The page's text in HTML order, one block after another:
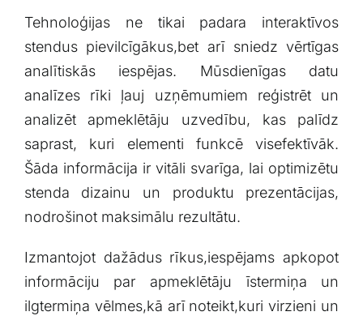
Tehnoloģijas ne tikai padara interaktīvos
stendus pievilcīgākus,bet arī sniedz vērtīgas
analītiskās iespējas. Mūsdienīgas datu
analīzes rīki ļauj uzņēmumiem reģistrēt un
⁤analizēt apmeklētāju uzvedību, kas palīdz
saprast, kuri elementi funkcē visefektīvāk.
Šāda informācija ir vitāli svarīga, lai optimizētu
stenda dizainu ⁤un produktu prezentācijas,
nodrošinot maksimālu rezultātu.
Izmantojot dažādus rīkus,iespējams apkopot
informāciju par apmeklētāju īstermiņa un
ilgtermiņa vēlmes,kā arī noteikt,kuri virzieni un